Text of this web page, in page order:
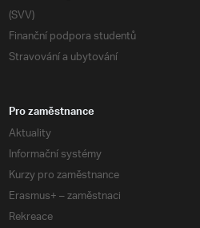
(SVV)
Finanční podpora studentů
Stravování a ubytování
Pro zaměstnance
Aktuality
Informační systémy
Kurzy pro zaměstnance
Erasmus+ – zaměstnaci
Rekreace